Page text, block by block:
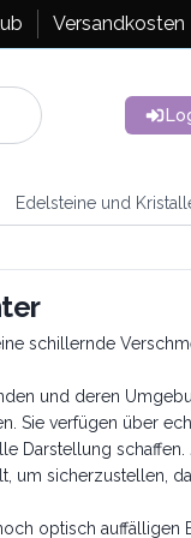
Versandkosten
Edelsteine und
schillernde
und deren
Sie verfügen über
Darstellung schaffen.
um sicherzustellen,
optisch auffälligen